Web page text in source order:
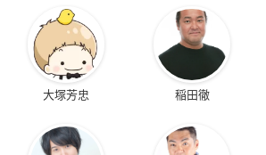
大塚芳忠 稲田徹